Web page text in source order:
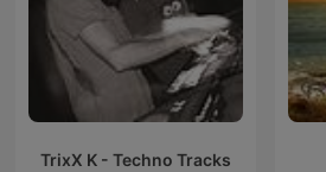
TrixX K - Techno Tracks